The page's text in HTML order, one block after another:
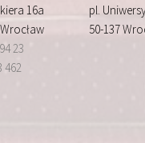
16a
23
462
pl.
50-137